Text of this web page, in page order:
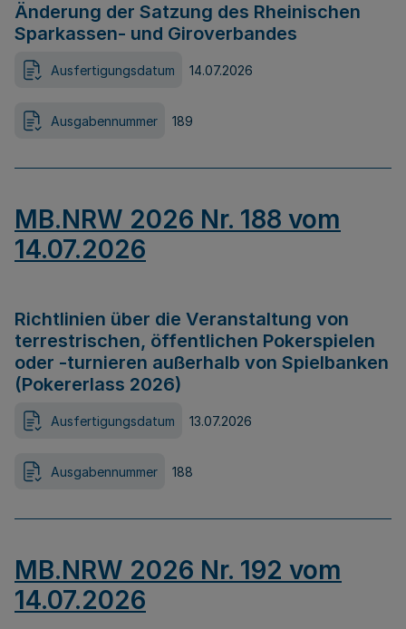
Änderung der Satzung des Rheinischen
Sparkassen- und Giroverbandes
Ausfertigungsdatum 14.07.2026
Ausgabennummer 189
MB.NRW 2026 Nr. 188 vom
14.07.2026
Richtlinien über die Veranstaltung von
terrestrischen, öffentlichen Pokerspielen
oder -turnieren außerhalb von Spielbanken
(Pokererlass 2026)
Ausfertigungsdatum 13.07.2026
Ausgabennummer 188
MB.NRW 2026 Nr. 192 vom
14.07.2026